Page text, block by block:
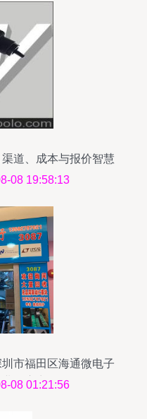
道、成本与报价智慧
08 19:58:13
市福田区海通微电子
供应商
08 01:21:56